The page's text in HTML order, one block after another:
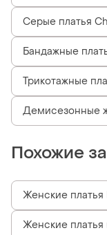
Серые платья
Бандажные
Трикотажные
Демисезонные
Похожие
Женские платья
Женские платья